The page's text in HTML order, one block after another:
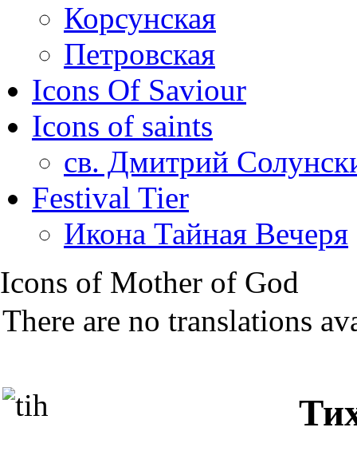
Корсунская
Петровская
Icons Of Saviour
Icons of saints
св. Дмитрий
Festival Tier
Икона Тайная Вечеря
Icons of Mother of God
There are no translations